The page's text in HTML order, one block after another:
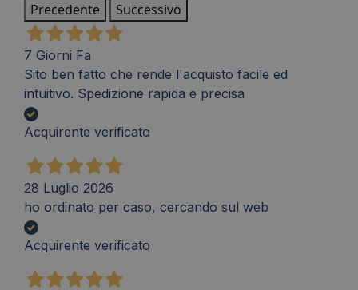
Precedente Successivo
7 Giorni Fa
Sito ben fatto che rende l'acquisto facile ed
intuitivo. Spedizione rapida e precisa
Acquirente verificato
28 Luglio 2026
ho ordinato per caso, cercando sul web
Acquirente verificato